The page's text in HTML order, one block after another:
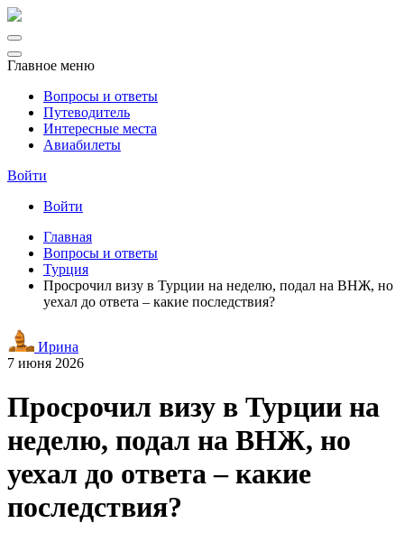
Главное меню
Вопросы и ответы
Путеводитель
Интересные места
Авиабилеты
Войти
Войти
Главная
Вопросы и ответы
Турция
Просрочил визу в Турции на неделю, подал на ВНЖ, но
уехал до ответа – какие последствия?
Ирина
7 июня 2026
Просрочил визу в Турции на
неделю, подал на ВНЖ, но
уехал до ответа – какие
последствия?